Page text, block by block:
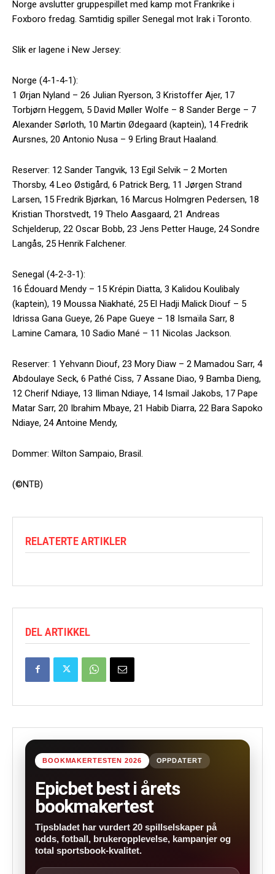
Norge avslutter gruppespillet med kamp mot Frankrike i
Foxboro fredag. Samtidig spiller Senegal mot Irak i Toronto.
Slik er lagene i New Jersey:
Norge (4-1-4-1):
1 Ørjan Nyland – 26 Julian Ryerson, 3 Kristoffer Ajer, 17
Torbjørn Heggem, 5 David Møller Wolfe – 8 Sander Berge – 7
Alexander Sørloth, 10 Martin Ødegaard (kaptein), 14 Fredrik
Aursnes, 20 Antonio Nusa – 9 Erling Braut Haaland.
Reserver: 12 Sander Tangvik, 13 Egil Selvik – 2 Morten
Thorsby, 4 Leo Østigård, 6 Patrick Berg, 11 Jørgen Strand
Larsen, 15 Fredrik Bjørkan, 16 Marcus Holmgren Pedersen, 18
Kristian Thorstvedt, 19 Thelo Aasgaard, 21 Andreas
Schjelderup, 22 Oscar Bobb, 23 Jens Petter Hauge, 24 Sondre
Langås, 25 Henrik Falchener.
Senegal (4-2-3-1):
16 Édouard Mendy – 15 Krépin Diatta, 3 Kalidou Koulibaly
(kaptein), 19 Moussa Niakhaté, 25 El Hadji Malick Diouf – 5
Idrissa Gana Gueye, 26 Pape Gueye – 18 Ismaïla Sarr, 8
Lamine Camara, 10 Sadio Mané – 11 Nicolas Jackson.
Reserver: 1 Yehvann Diouf, 23 Mory Diaw – 2 Mamadou Sarr, 4
Abdoulaye Seck, 6 Pathé Ciss, 7 Assane Diao, 9 Bamba Dieng,
12 Cherif Ndiaye, 13 Iliman Ndiaye, 14 Ismail Jakobs, 17 Pape
Matar Sarr, 20 Ibrahim Mbaye, 21 Habib Diarra, 22 Bara Sapoko
Ndiaye, 24 Antoine Mendy,
Dommer: Wilton Sampaio, Brasil.
(©NTB)
RELATERTE ARTIKLER
DEL ARTIKKEL
BOOKMAKERTESTEN 2026 OPPDATERT
Epicbet best i årets
bookmakertest
Tipsbladet har vurdert 20 spillselskaper på
odds, fotball, brukeropplevelse, kampanjer og
total sportsbook-kvalitet.